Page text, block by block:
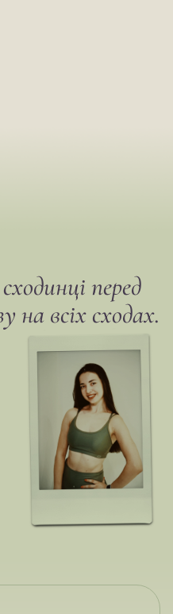
перед
на всіх сходах.